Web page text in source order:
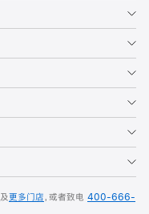
及更多门店，或者致电 400-666-